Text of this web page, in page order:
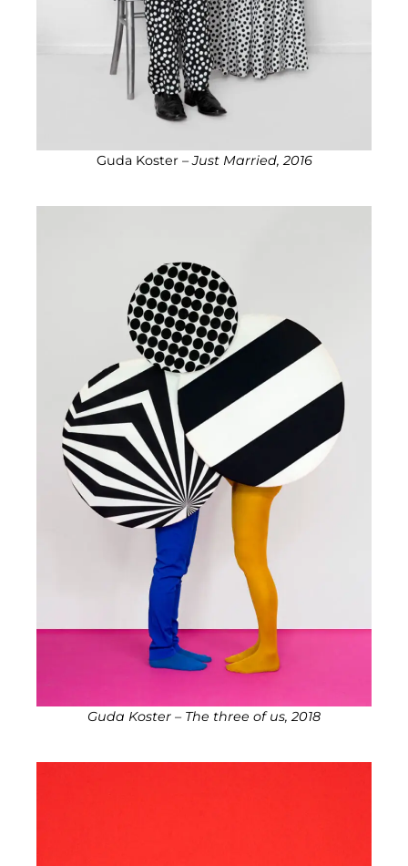
Guda Koster –Just Married, 2016
Guda Koster – The three of us, 2018